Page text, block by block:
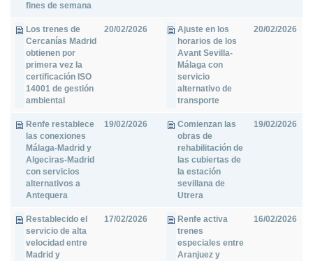
fines de semana
Los trenes de
Cercanías Madrid
obtienen por
primera vez la
certificación ISO
14001 de gestión
ambiental
20/02/2026
Ajuste en los
horarios de los
Avant Sevilla-
Málaga con
servicio
alternativo de
transporte
20/02/2026
Renfe restablece
las conexiones
Málaga-Madrid y
Algeciras-Madrid
con servicios
alternativos a
Antequera
19/02/2026
Comienzan las
obras de
rehabilitación de
las cubiertas de
la estación
sevillana de
Utrera
19/02/2026
Restablecido el
servicio de alta
velocidad entre
Madrid y
17/02/2026
Renfe activa
trenes
especiales entre
Aranjuez y
16/02/2026